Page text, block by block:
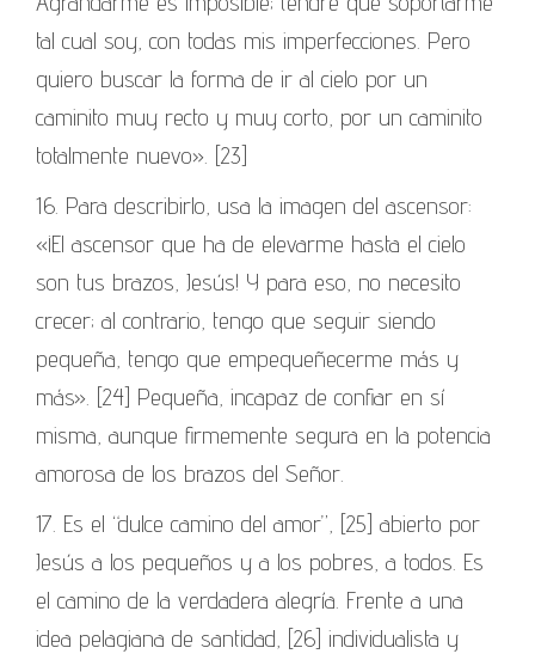
tal cual soy, con todas mis imperfecciones. Pero
quiero buscar la forma de ir al cielo por un
caminito muy recto y muy corto, por un caminito
totalmente nuevo». [23]
16. Para describirlo, usa la imagen del ascensor:
«¡El ascensor que ha de elevarme hasta el cielo
son tus brazos, Jesús! Y para eso, no necesito
crecer; al contrario, tengo que seguir siendo
pequeña, tengo que empequeñecerme más y
más». [24] Pequeña, incapaz de confiar en sí
misma, aunque firmemente segura en la potencia
amorosa de los brazos del Señor.
17. Es el “dulce camino del amor”, [25] abierto por
Jesús a los pequeños y a los pobres, a todos. Es
el camino de la verdadera alegría. Frente a una
idea pelagiana de santidad, [26] individualista y